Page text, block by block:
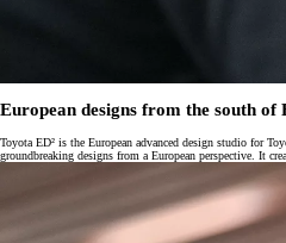
European designs from the south of
Toyota ED² is the European advanced design studio for
groundbreaking designs from a European perspective. It